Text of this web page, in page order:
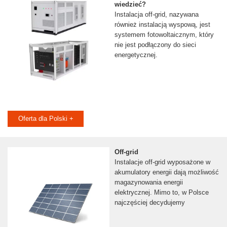
wiedzieć?
Instalacja off-grid, nazywana
również instalacją wyspową, jest
systemem fotowoltaicznym, który
nie jest podłączony do sieci
energetycznej.
Oferta dla Polski +
Off-grid
Instalacje off-grid wyposażone w
akumulatory energii dają możliwość
magazynowania energii
elektrycznej. Mimo to, w Polsce
najczęściej decydujemy